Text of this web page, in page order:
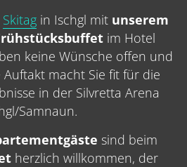
Skitag in Ischgl mit unserem
im Hotel
keine Wünsche offen und
Auftakt macht Sie fit für die
in der Silvretta Arena
Samnaun.
sind beim
herzlich willkommen, der